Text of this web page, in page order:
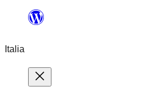
contenuto
Italia